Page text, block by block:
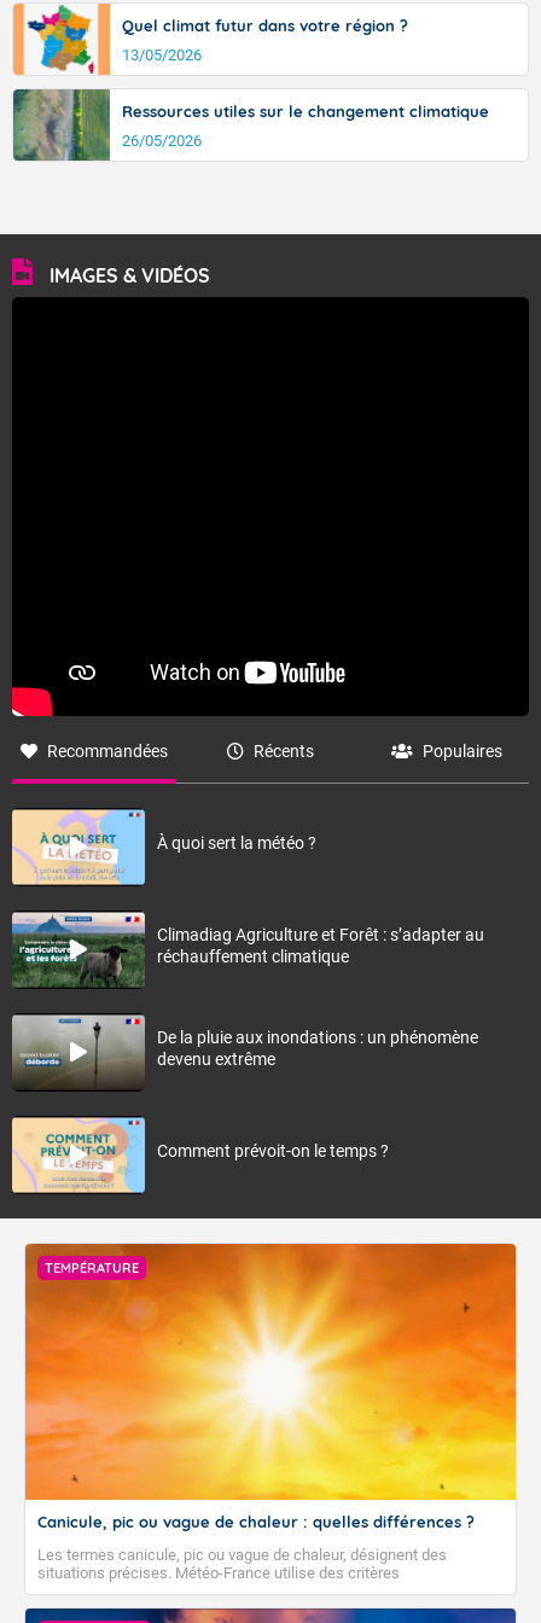
Quel climat futur dans votre région ?
13/05/2026
Ressources utiles sur le changement climatique
26/05/2026
IMAGES & VIDÉOS
Recommandées Récents Populaires
À quoi sert la météo ?
Climadiag Agriculture et Forêt : s’adapter au
réchauffement climatique
De la pluie aux inondations : un phénomène
devenu extrême
Comment prévoit-on le temps ?
TEMPÉRATURE
Canicule, pic ou vague de chaleur : quelles différences ?
Les termes canicule, pic ou vague de chaleur, désignent des
situations précises. Météo-France utilise des critères
climatologiques pour évaluer et qualifier les épisodes de chaleur qui
peuvent avoir des impacts sanitaires et socio-économiques